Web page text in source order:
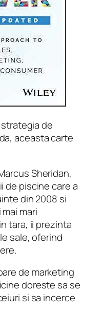
de
aceasta carte
Sheridan,
de piscine care a
din 2008 si
mari
tara, ii prezinta
sale, oferind
de marketing
doreste sa se
si sa incerce